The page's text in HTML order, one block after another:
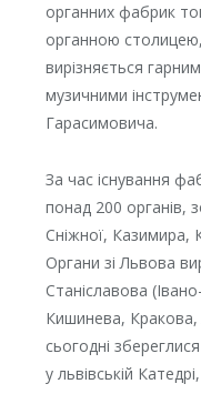
органних фабрик
органною столицею,
вирізняється
музичними
Гарасимовича.
За час існування
понад 200 органів,
Сніжної, Казимира,
Органи зі Львова
Станіславова
Кишинева, Кракова,
сьогодні
у львівській